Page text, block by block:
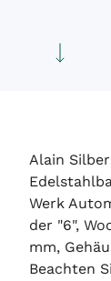
Alain
Werk
der "6",
mm,
Beachten